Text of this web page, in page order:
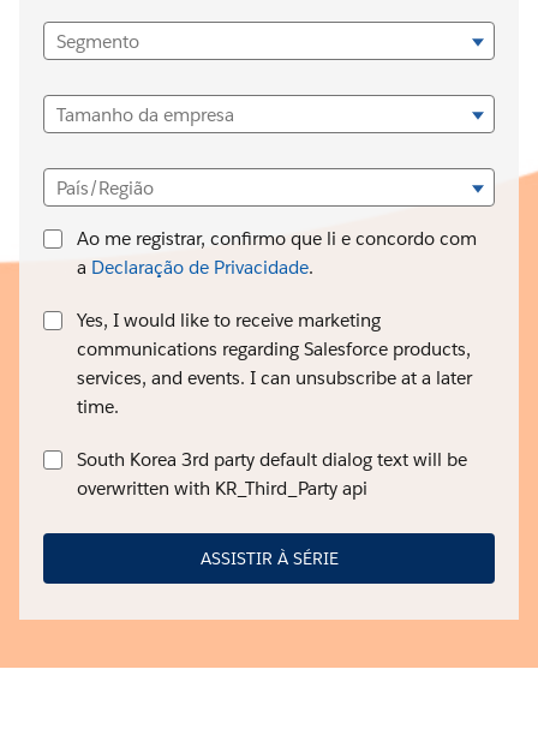
Segmento
Tamanho da empresa
País/Região
Ao me registrar, confirmo que li e concordo com
a Declaração de Privacidade.
Yes, I would like to receive marketing
communications regarding Salesforce products,
services, and events. I can unsubscribe at a later
time.
South Korea 3rd party default dialog text will be
overwritten with KR_Third_Party api
ASSISTIR À SÉRIE